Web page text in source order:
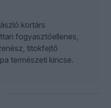
kortárs
fogyasztóellenes,
titokfejtő
természeti kincse.